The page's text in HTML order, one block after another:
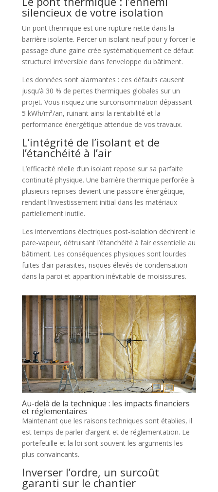
silencieux de votre isolation
Un pont thermique est une rupture nette dans la
barrière isolante. Percer un isolant neuf pour y forcer le
passage d’une gaine crée systématiquement ce défaut
structurel irréversible dans l’enveloppe du bâtiment.
Les données sont alarmantes : ces défauts causent
jusqu’à 30 % de pertes thermiques globales sur un
projet. Vous risquez une surconsommation dépassant
5 kWh/m²/an, ruinant ainsi la rentabilité et la
performance énergétique attendue de vos travaux.
L’intégrité de l’isolant et de
l’étanchéité à l’air
L’efficacité réelle d’un isolant repose sur sa parfaite
continuité physique. Une barrière thermique perforée à
plusieurs reprises devient une passoire énergétique,
rendant l’investissement initial dans les matériaux
partiellement inutile.
Les interventions électriques post-isolation déchirent le
pare-vapeur, détruisant l’étanchéité à l’air essentielle au
bâtiment. Les conséquences physiques sont lourdes :
fuites d’air parasites, risques élevés de condensation
dans la paroi et apparition inévitable de moisissures.
Au-delà de la technique : les impacts financiers
et réglementaires
Maintenant que les raisons techniques sont établies, il
est temps de parler d’argent et de réglementation. Le
portefeuille et la loi sont souvent les arguments les
plus convaincants.
Inverser l’ordre, un surcoût
garanti sur le chantier